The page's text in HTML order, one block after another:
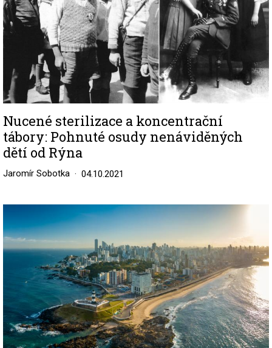
Nucené sterilizace a koncentrační
tábory: Pohnuté osudy nenáviděných
dětí od Rýna
Jaromír Sobotka 04.10.2021